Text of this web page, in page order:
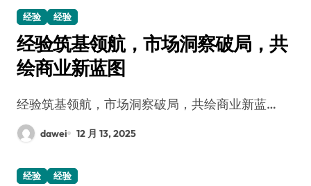
经验 经验
经验筑基领航，市场洞察破局，共
绘商业新蓝图
经验筑基领航，市场洞察破局，共绘商业新蓝…
dawei 12 月 13, 2025
经验 经验